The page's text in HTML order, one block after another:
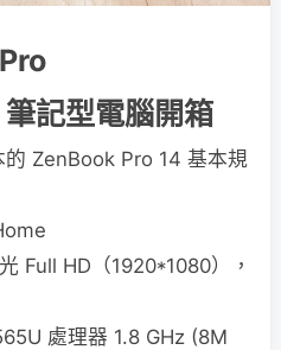
記型電腦開箱
ZenBook Pro 14 基本規
Full HD（1920*1080），
處理器 1.8 GHz (8M